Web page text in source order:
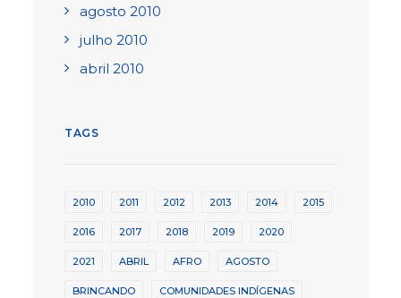
agosto 2010
julho 2010
abril 2010
TAGS
2010 2011 2012 2013 2014 2015
2016 2017 2018 2019 2020
2021 ABRIL AFRO AGOSTO
BRINCANDO COMUNIDADES INDÍGENAS